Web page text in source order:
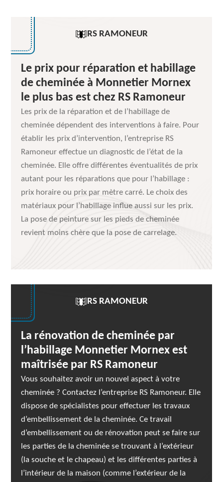
RS RAMONEUR
Le prix pour réparation et habillage
de cheminée à Monnetier Mornex
le plus bas est chez RS Ramoneur
Les prix de la réparation et de l’habillage de
cheminée dépendent des interventions à faire. Pour
établir les prix d’intervention, l’entreprise RS
Ramoneur effectue un diagnostic de l’état de la
cheminée. Elle offre différentes éventualités de prix
autant pour les réparations que pour l’habillage :
prix horaire ou prix par mètre carré. Le choix des
matériaux pour l’habillage influe aussi sur les prix.
La pose de peinture sur les pieds de cheminée
revient moins chère que la pose de carrelage.
RS RAMONEUR
La rénovation de cheminée par
l’habillage Monnetier Mornex est
maîtrisée par RS Ramoneur
Vous souhaitez avoir un nouvel aspect à votre
cheminée ? Contactez l’entreprise RS Ramoneur. Elle
dispose de spécialistes pour effectuer les travaux
d’embellissement de la cheminée. Ce travail
d’embellissement ou de rénovation peut se faire sur
les parties de la cheminée se trouvant à l’extérieur
(la souche et le chapeau) et les différentes parties à
l’intérieur de la maison (comme l’extérieur de la